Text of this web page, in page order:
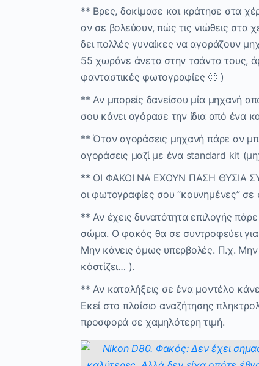
** Βρες, δοκίμασε και κράτησε στα
αν σε βολεύουν, πώς τις νιώθεις στα
δει πολλές γυναίκες να αγοράζουν
55 χωράνε άνετα στην τσάντα τους,
φανταστικές φωτογραφίες 🙂 )
** Αν μπορείς δανείσου μία μηχανή
σου κάνει αγόρασε την ίδια από ένα
** Όταν αγοράσεις μηχανή πάρε αν
αγοράσεις μαζί με ένα standard kit
** ΟΙ ΦΑΚΟΙ ΝΑ ΕΧΟΥΝ ΠΑΣΗ ΘΥΣΙΑ
οι φωτογραφίες σου “κουνημένες” σε
** Αν έχεις δυνατότητα επιλογής
σώμα. Ο φακός θα σε συντροφεύει
Μην κάνεις όμως υπερβολές. Π.χ.
κόστίζει… ).
** Αν καταλήξεις σε ένα μοντέλο
Εκεί στο πλαίσιο αναζήτησης
προσφορά σε χαμηλότερη τιμή.